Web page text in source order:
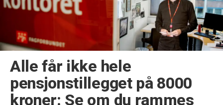
Alle får ikke hele
pensjonstillegget på 8000
kroner: Se om du rammes